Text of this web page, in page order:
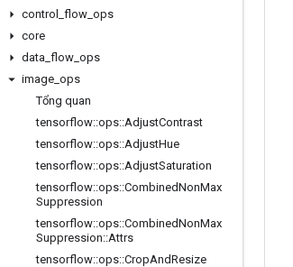
control
flow ops
core
data flow ops
image ops
Tổng quan
tensorflow::ops::AdjustContrast
tensorflow::ops::AdjustHue
tensorflow::ops::AdjustSaturation
tensorflow::ops::CombinedNonMax
Suppression
tensorflow::ops::CombinedNonMax
Suppression::Attrs
tensorflow::ops::CropAndResize